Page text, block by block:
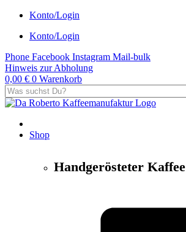
Konto/Login
Konto/Login
Phone Facebook Instagram Mail-bulk
Hinweis zur Abholung
0,00 € 0 Warenkorb
Shop
Handgerösteter Kaffee